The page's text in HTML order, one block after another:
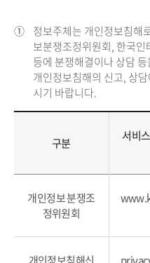
① 정보주체는 개인정보침해
보분쟁조정위원회, 한국
등에 분쟁해결이나 상담
개인정보침해의 신고, 상
시기 바랍니다.
구분
서비
개인정보 분쟁조
정위원회
개인정보침해신